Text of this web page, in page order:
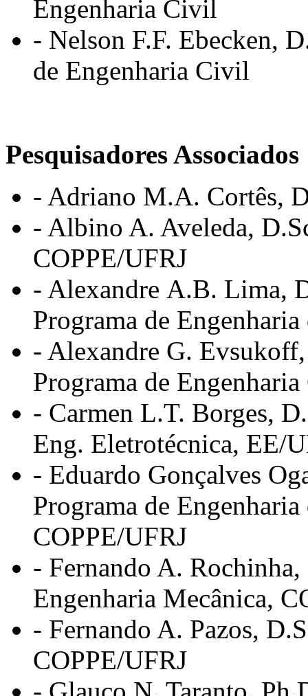
Engenharia Civil
- Nelson F.F. Ebecken,
de Engenharia Civil
Pesquisadores Associados
- Adriano M.A. Cortês,
- Albino A. Aveleda,
COPPE/UFRJ
- Alexandre A.B. Lima,
Programa de
- Alexandre G.
Programa de
- Carmen L.T. Borges,
Eng. Eletrotécnica, EE/
- Eduardo Gonçalves
Programa de
COPPE/UFRJ
- Fernando A.
Engenharia Mecânica,
- Fernando A. Pazos,
COPPE/UFRJ